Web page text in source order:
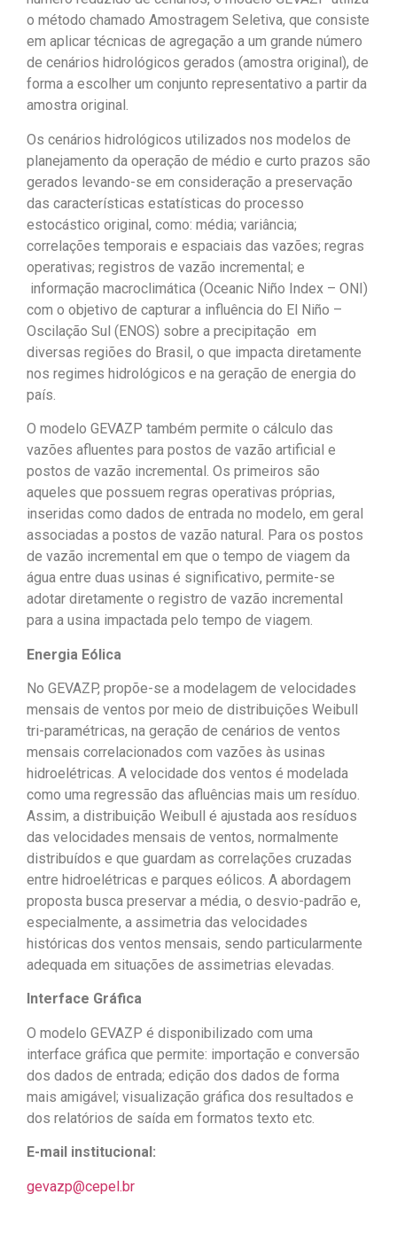
o método chamado Amostragem Seletiva, que consiste
em aplicar técnicas de agregação a um grande número
de cenários hidrológicos gerados (amostra original), de
forma a escolher um conjunto representativo a partir da
amostra original.
Os cenários hidrológicos utilizados nos modelos de
planejamento da operação de médio e curto prazos são
gerados levando-se em consideração a preservação
das características estatísticas do processo
estocástico original, como: média; variância;
correlações temporais e espaciais das vazões; regras
operativas; registros de vazão incremental; e
informação macroclimática (Oceanic Niño Index – ONI)
com o objetivo de capturar a influência do El Niño –
Oscilação Sul (ENOS) sobre a precipitação em
diversas regiões do Brasil, o que impacta diretamente
nos regimes hidrológicos e na geração de energia do
país.
O modelo GEVAZP também permite o cálculo das
vazões afluentes para postos de vazão artificial e
postos de vazão incremental. Os primeiros são
aqueles que possuem regras operativas próprias,
inseridas como dados de entrada no modelo, em geral
associadas a postos de vazão natural. Para os postos
de vazão incremental em que o tempo de viagem da
água entre duas usinas é significativo, permite-se
adotar diretamente o registro de vazão incremental
para a usina impactada pelo tempo de viagem.
Energia Eólica
No GEVAZP, propõe-se a modelagem de velocidades
mensais de ventos por meio de distribuições Weibull
tri-paramétricas, na geração de cenários de ventos
mensais correlacionados com vazões às usinas
hidroelétricas. A velocidade dos ventos é modelada
como uma regressão das afluências mais um resíduo.
Assim, a distribuição Weibull é ajustada aos resíduos
das velocidades mensais de ventos, normalmente
distribuídos e que guardam as correlações cruzadas
entre hidroelétricas e parques eólicos. A abordagem
proposta busca preservar a média, o desvio-padrão e,
especialmente, a assimetria das velocidades
históricas dos ventos mensais, sendo particularmente
adequada em situações de assimetrias elevadas.
Interface Gráfica
O modelo GEVAZP é disponibilizado com uma
interface gráfica que permite: importação e conversão
dos dados de entrada; edição dos dados de forma
mais amigável; visualização gráfica dos resultados e
dos relatórios de saída em formatos texto etc.
E-mail institucional:
gevazp@cepel.br